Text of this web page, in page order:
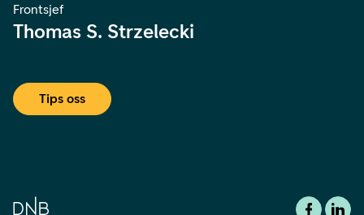
Frontsjef
Thomas S. Strzelecki
Tips oss